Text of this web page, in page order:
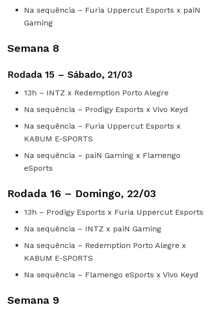
Na sequência – Furia Uppercut Esports x paiN
Gaming
Semana 8
Rodada 15 – Sábado, 21/03
13h – INTZ x Redemption Porto Alegre
Na sequência – Prodigy Esports x Vivo Keyd
Na sequência – Furia Uppercut Esports x
KABUM E-SPORTS
Na sequência – paiN Gaming x Flamengo
eSports
Rodada 16 – Domingo, 22/03
13h – Prodigy Esports x Furia Uppercut Esports
Na sequência – INTZ x paiN Gaming
Na sequência – Redemption Porto Alegre x
KABUM E-SPORTS
Na sequência – Flamengo eSports x Vivo Keyd
Semana 9